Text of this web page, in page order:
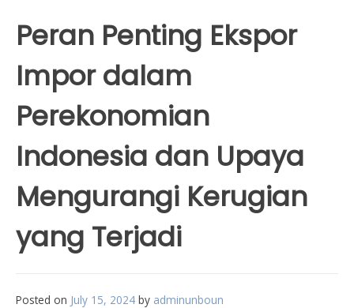
Peran Penting Ekspor
Impor dalam
Perekonomian
Indonesia dan Upaya
Mengurangi Kerugian
yang Terjadi
Posted on July 15, 2024 by adminunboun